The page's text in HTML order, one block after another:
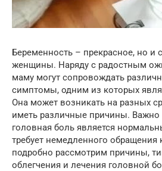
Беременность – прекрасное, но и
женщины. Наряду с радостным
маму могут сопровождать
симптомы, одним из которых
Она может возникать на разных
иметь различные причины. Важно
головная боль является
требует немедленного обращения
подробно рассмотрим причины,
облегчения и лечения головной